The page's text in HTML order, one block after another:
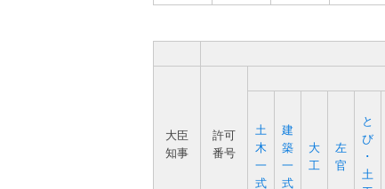
大臣
知事
許可
番号
土
木
一
式
建
築
一
式
大
工
左
官
と
び
･
土